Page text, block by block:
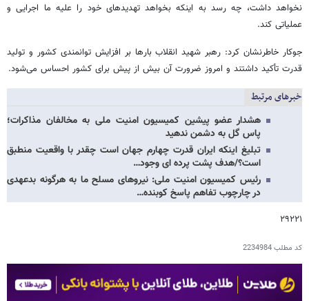
نخواهد داشت، چه رسد به اینکه بخواهد تهدیدهای خود را علیه ما اجرایی و
عملیاتی کند.
جوکار خاطرنشان کرد: رهبر شهید انقلاب بارها بر افزایش توانمندی کشور و تولید
قدرت تأکید داشتند و امروز ضرورت آن بیش از پیش برای کشور احساس می‌شود.
خبرهای مرتبط
هشدار عضو پیشین کمیسیون امنیت ملی به مخالفان مذاکرات؛
پاس گل به دشمن ندهید
تبلیغ اینکه ایران قدرت چهارم جهان است چقدر با واقعیت منطبق
است؟/هدف پشت پرده ای وجود…
رئیس کمیسیون امنیت ملی: نیروهای مسلح ما به هرگونه بدعهدی
در چارچوب تفاهم پاسخ کوبنده…
۲۹۲۲۱
کد مطلب2234984